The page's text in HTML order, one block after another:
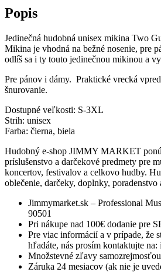
Popis
Jedinečná hudobná unisex mikina Two
Mikina je vhodná na bežné nosenie, pre
odlíš sa i ty touto jedinečnou mikinou a
Pre pánov i dámy. Praktické vrecká
šnurovanie.
Dostupné veľkosti: S-3XL
Strih: unisex
Farba: čierna, biela
Hudobný e-shop JIMMY MARKET
príslušenstvo a darčekové predmety pre
koncertov, festivalov a celkovo hudby.
oblečenie, darčeky, doplnky,
Jimmymarket.sk – Professional
90501
Pri nákupe nad 100€ dodanie pre
Pre viac informácií a v prípade, že
hľadáte, nás prosím kontaktujte
Množstevné zľavy samozrejmosťou
Záruka 24 mesiacov (ak nie je